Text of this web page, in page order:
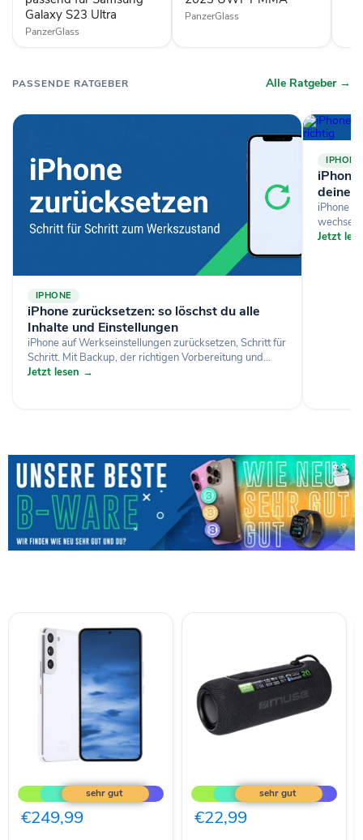
Galaxy S23 Ultra
PanzerGlass
PanzerGlass
PASSENDE RATGEBER Alle Ratgeber →
IPHONE
iPhone zurücksetzen: so löschst du alle
Inhalte und Einstellungen
iPhone auf Werkseinstellungen zurücksetzen, Schritt für
Schritt. Mit Backup, der richtigen Vorbereitung und...
Jetzt lesen →
IPHONE
deine
iPhone
Jetzt
Galaxy
S22
5G
Dual-
€249,99
M-
780BT
Lautsprecher
Bluetooth
€22,99